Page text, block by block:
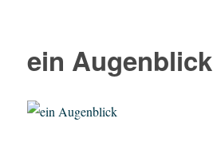
ein Augenblick